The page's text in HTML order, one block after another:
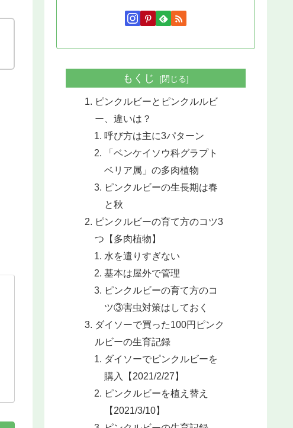
もくじ
ピンクルビーとピンクルルビ
ー、違いは？
呼び方は主に3パターン
「ベンケイソウ科グラプト
ベリア属」の多肉植物
ピンクルビーの生長期は春
と秋
ピンクルビーの育て方のコツ3
つ【多肉植物】
水を遣りすぎない
基本は屋外で管理
ピンクルビーの育て方のコ
ツ③害虫対策はしておく
ダイソーで買った100円ピンク
ルビーの生育記録
ダイソーでピンクルビーを
購入【2021/2/27】
ピンクルビーを植え替え
【2021/3/10】